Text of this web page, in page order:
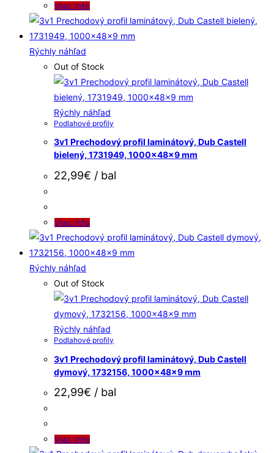
Viac info
Rýchly náhľad
Out of Stock
Rýchly náhľad
Podlahové profily
3v1 Prechodový profil laminátový, Dub Castell
bielený, 1731949, 1000x48x9 mm
22,99€ / bal
Viac info
Rýchly náhľad
Out of Stock
Rýchly náhľad
Podlahové profily
3v1 Prechodový profil laminátový, Dub Castell
dymový, 1732156, 1000x48x9 mm
22,99€ / bal
Viac info